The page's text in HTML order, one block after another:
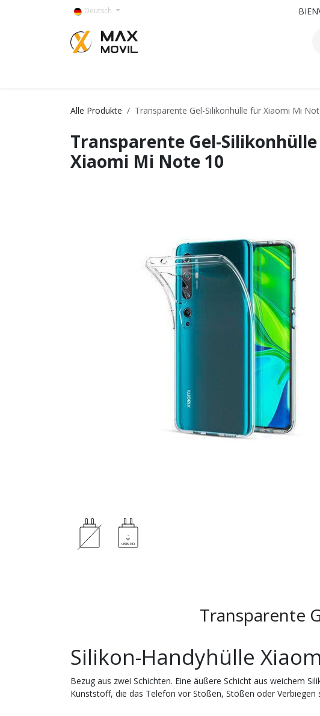
Zum Inhalt springen Deutsch
Alle Produkte Transparente Gel-Silikonhülle für Xiaomi Mi
Transparente Gel-
Xiaomi Mi Note 10
Transparente
Silikon-Handyhülle
Bezug aus zwei Schichten. Eine äußere Schicht aus weichem
Kunststoff, die das Telefon vor Stößen, Stößen oder Verbiegen